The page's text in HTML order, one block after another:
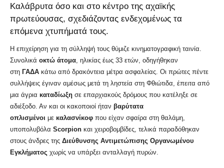
Καλάβρυτα όσο και στο κέντρο της αχαϊκής
πρωτεύουσας, σχεδιάζοντας ενδεχομένως τα
επόμενα χτυπήματά τους.
Η επιχείρηση για τη σύλληψή τους θύμιζε κινηματογραφική ταινία.
Συνολικά οκτώ άτομα, ηλικίας έως 33 ετών, οδηγήθηκαν
στη ΓΑΔΑ κάτω από δρακόντεια μέτρα ασφαλείας. Οι πρώτες πέντε
συλλήψεις έγιναν αμέσως μετά τη ληστεία στη Φθιώτιδα, έπειτα από
μια άγρια καταδίωξη σε επαρχιακούς δρόμους που κατέληξε σε
αδιέξοδο. Αν και οι κακοποιοί ήταν βαρύτατα
οπλισμένοι με καλασνίκοφ που είχαν σφαίρα στη θαλάμη,
υποπολυβόλα Scorpion και χειροβομβίδες, τελικά παραδόθηκαν
στους άνδρες της Διεύθυνσης Αντιμετώπισης Οργανωμένου
Εγκλήματος χωρίς να υπάρξει ανταλλαγή πυρών.